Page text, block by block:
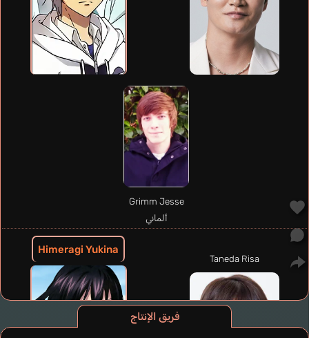
فريق الإنتاج
Grimm Jesse
ألماني
Himeragi Yukina
Taneda Risa